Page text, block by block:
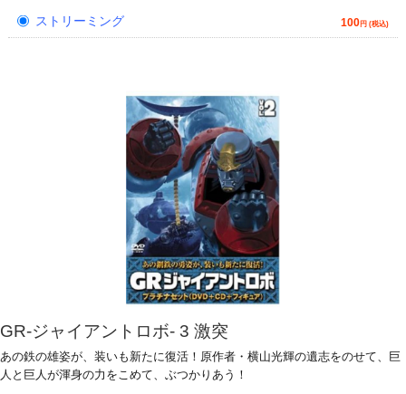
ストリーミング 100円 (税込)
GR-ジャイアントロボ- 3 激突
あの鉄の雄姿が、装いも新たに復活！原作者・横山光輝の遺志をのせて、巨
人と巨人が渾身の力をこめて、ぶつかりあう！